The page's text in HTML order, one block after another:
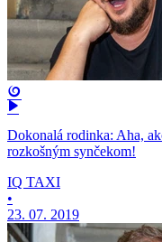
Dokonalá rodinka: Aha,
rozkošným synčekom!
IQ TAXI
•
23. 07. 2019